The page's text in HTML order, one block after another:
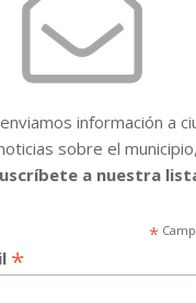
información a
sobre el
a nuestra
*
*